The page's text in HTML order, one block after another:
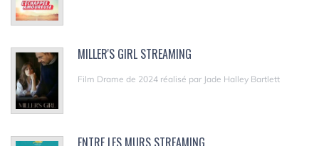
MILLER'S GIRL STREAMING
Film Drame de 2024 réalisé par Jade Halley Bartlett
ENTRE LES MURS STREAMING